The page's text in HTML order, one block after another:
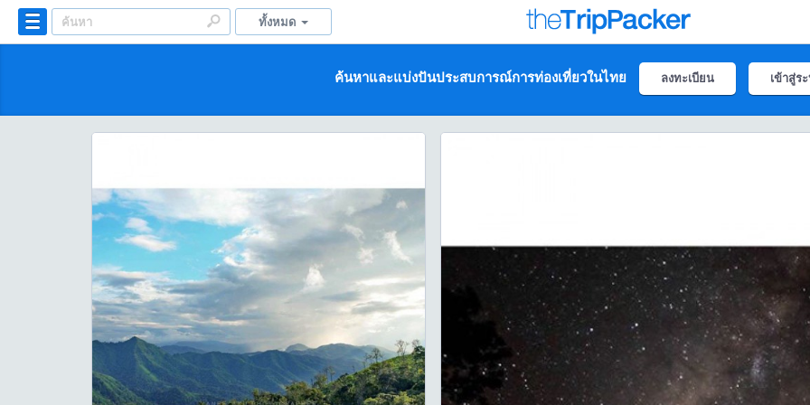
ทั้งหมด
ค้นหาและแบ่งปันประสบการณ์การท่องเที่ยวในไทย ลงทะเบียน เข้าสู่ร